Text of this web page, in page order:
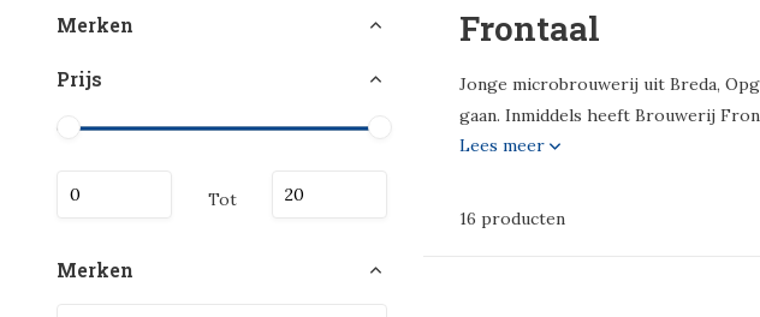
Merken
Prijs
Tot
Merken
Frontaal
Jonge microbrouwerij uit Breda,
gaan. Inmiddels heeft Brouwerij
Lees meer
16 producten